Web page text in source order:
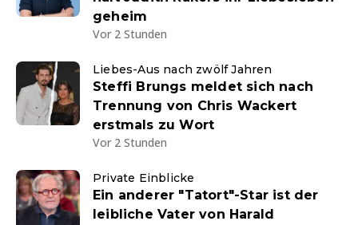
geheim
Vor 2 Stunden
Liebes-Aus nach zwölf Jahren
Steffi Brungs meldet sich nach
Trennung von Chris Wackert
erstmals zu Wort
Vor 2 Stunden
Private Einblicke
Ein anderer "Tatort"-Star ist der
leibliche Vater von Harald